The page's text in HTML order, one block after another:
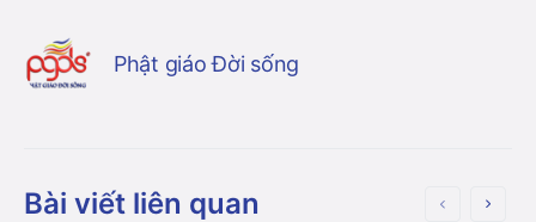
Phật giáo Đời sống
Bài viết liên quan